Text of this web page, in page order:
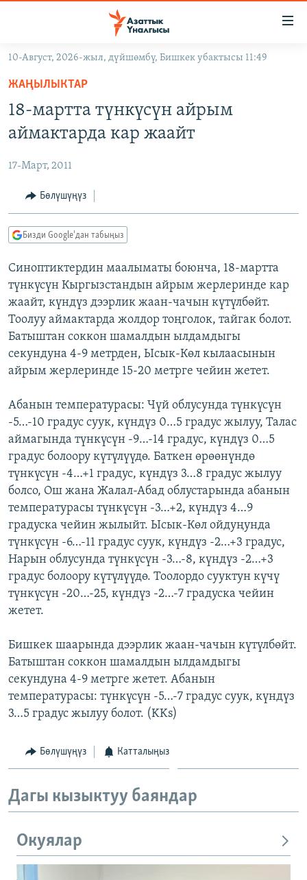
Навигацияга
өтүңүз
салыңызКЫРГЫЗСТАН
ЭКОНОМИКА
МАДАНИЯТ
БОРБОР АЗИЯ
АТАЙЫН ИЛИКТӨӨ
ТВ ПРОГРАММАЛАР
ЭКСПЕРТТЕР ТАЛДАЙТ
БИЗ ЖАНА ДҮЙНӨ
ДАНИСТЕ
ЭЖЕ-СИҢДИЛЕР
ЫҢГАЙСЫЗ СУРООЛОР
ӨЗГӨЧӨ ПИКИР
Русский
ОНЛАЙН ШЕРИНЕ
ЭЕ/АРнун бардык сайттары
10-Август, 2026-жыл, дүйшөмбү, Бишкек убактысы 11:49
ЖАҢЫЛЫКТАР
18-мартта түнкүсүн айрым
аймактарда кар жаайт
17-Март, 2011
Бөлүшүңүз
Бизди Google'дан табыңыз
Синоптиктердин маалыматы боюнча, 18-мартта
түнкүсүн Кыргызстандын айрым жерлеринде кар
жаайт, күндүз дээрлик жаан-чачын күтүлбөйт.
Тоолуу аймактарда жолдор тоңголок, тайгак болот.
Батыштан соккон шамалдын ылдамдыгы
секундуна 4-9 метрден, Ысык-Көл кылаасынын
айрым жерлеринде 15-20 метрге чейин жетет.
Абанын температурасы: Чүй облусунда түнкүсүн
-5…-10 градус суук, күндүз 0…5 градус жылуу, Талас
аймагында түнкүсүн -9…-14 градус, күндүз 0…5
градус болоору күтүлүүдө. Баткен өрөөнүндө
түнкүсүн -4…+1 градус, күндүз 3…8 градус жылуу
болсо, Ош жана Жалал-Абад облустарында абанын
температурасы түнкүсүн -3…+2, күндүз 4…9
градуска чейин жылыйт. Ысык-Көл ойдуңунда
түнкүсүн -6…-11 градус суук, күндүз -2…+3 градус,
Нарын облусунда түнкүсүн -3…-8, күндүз -2…+3
градус болоору күтүлүүдө. Тоолордо сууктун күчү
түнкүсүн -20…-25, күндүз -2…-7 градуска чейин
жетет.
Бишкек шаарында дээрлик жаан-чачын күтүлбөйт.
Батыштан соккон шамалдын ылдамдыгы
секундуна 4-9 метрге жетет. Абанын
температурасы: түнкүсүн -5…-7 градус суук, күндүз
3…5 градус жылуу болот. (KKs)
Бөлүшүңүз Катталыңыз
Дагы кызыктуу баяндар
Окуялар